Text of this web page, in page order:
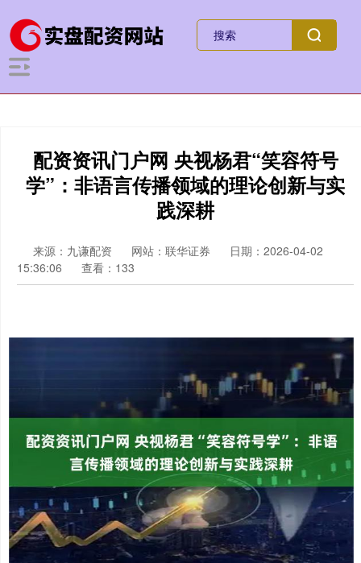
配资资讯门户网 央视杨君“笑容符号
学”：非语言传播领域的理论创新与实
践深耕
来源：九谦配资 网站：联华证券
日期：2026-04-02
15:36:06
查看：133